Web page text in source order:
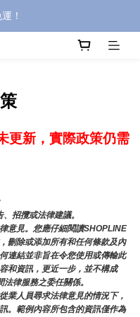
！
！
更新，實際政策仍需
招攬或法律建議。
意見。您應仔細閱讀SHOPLINE
刪除或添加所有和任何條款及內
連結並非旨在令您使用或傳輸此
和資訊，更近一步，並不構成
法律服務之委任關係。
業人員尋求法律意見的情況下，
。範例內容所包含的資訊僅作為